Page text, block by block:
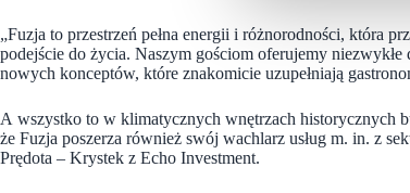
„Fuzja to przestrzeń pełna energii i różnorodności, która
podejście do życia. Naszym gościom oferujemy
nowych konceptów, które znakomicie uzupełniają
A wszystko to w klimatycznych wnętrzach historycznych
że Fuzja poszerza również swój wachlarz usług m. in. z
Prędota – Krystek z Echo Investment.